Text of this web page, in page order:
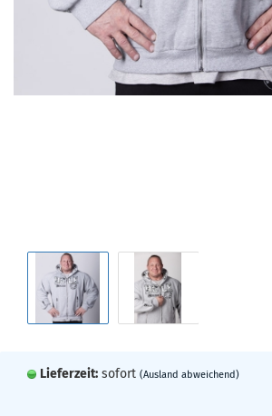
Lieferzeit: sofort (Ausland abweichend)